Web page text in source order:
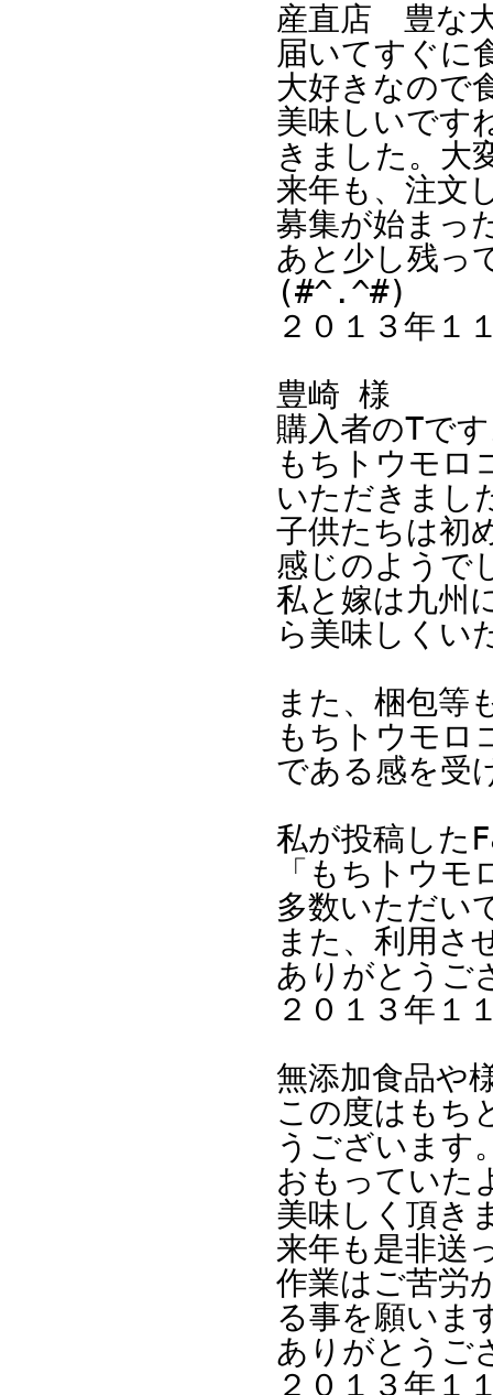
産直店 豊な
届いてすぐに
大好きなので
美味しいです
きました。大
来年も、注文
募集が始まっ
あと少し残っ
(#^.^#)
２０１３年
豊崎 様
購入者のTで
もちトウモロ
いただきまし
子供たちは初
感じのようで
私と嫁は九州
ら美味しくい
また、梱包等
もちトウモロ
である感を受
私が投稿した
「もちトウ
多数いただい
また、利用さ
ありがとうご
２０１３年
無添加食品や
この度はもち
うございます
おもっていた
美味しく頂き
来年も是非送
作業はご苦労
る事を願いま
ありがとうご
２０１３年